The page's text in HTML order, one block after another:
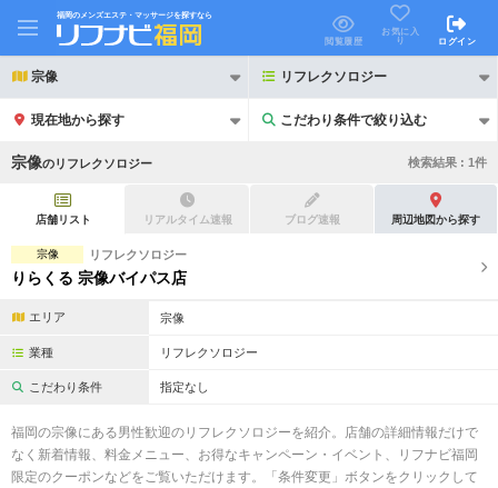
福岡のメンズエステ・マッサージを探すなら
閲覧履歴
お気に入
り
ログイン
宗像 リフレクソロジー
現在地から探す こだわり条件で絞り込む
こだわり条件で絞り込む
21時以降も受付
2名様歓迎 団体様歓迎
宗像のリフレクソロジー 検索結果 : 1件
店舗リスト リアルタイム速報 ブログ速報 周辺地図から探す
宗像 リフレクソロジー
りらくる 宗像バイパス店
エリア 宗像
業種 リフレクソロジー
こだわり条件 指定なし
福岡の宗像にある男性歓迎のリフレクソロジーを紹介。店舗の詳細情報だけで
なく新着情報、料金メニュー、お得なキャンペーン・イベント、リフナビ福岡
限定のクーポンなどをご覧いただけます。「条件変更」ボタンをクリックして